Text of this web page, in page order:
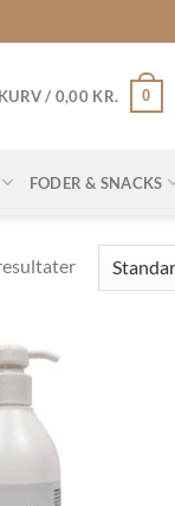
KURV / 0,00 KR. 0
FODER & SNACKS